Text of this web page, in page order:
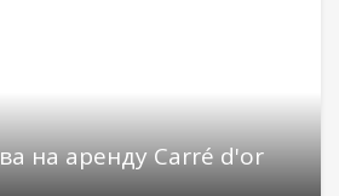
на аренду Carré d'or